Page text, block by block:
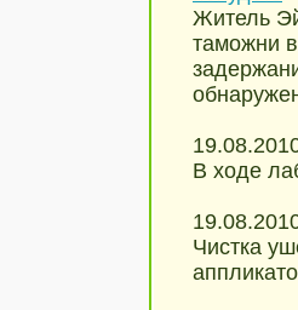
Житель
таможни
В ходе
Чистка